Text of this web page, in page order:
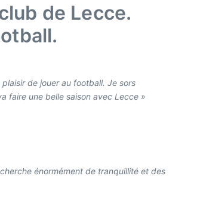
de Lecce.
de jouer au football. Je sors
faire une belle saison avec Lecce »
énormément de tranquillité et des